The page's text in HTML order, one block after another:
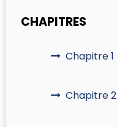
CHAPITRES
Chapitre 1
Chapitre 2